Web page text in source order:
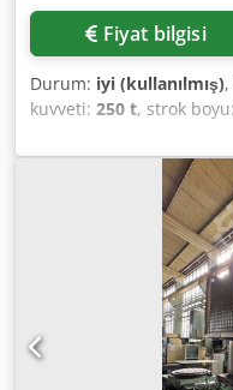
Fiyat bilgisi
Durum: iyi (kullanılmış)
kuvveti: 250 t, strok boyu:
Çıkıntı mesafesi: 400
Tabla ölçüleri: 1000 x
400 mm Dkodpfx
mm Koç ayarlama
gereksinimi: 18 kW